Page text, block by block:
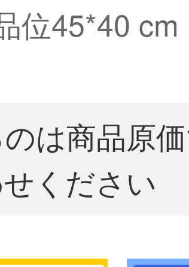
位45*40
は商品原
ください